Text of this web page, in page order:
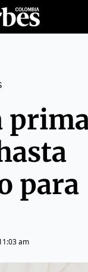
para
am